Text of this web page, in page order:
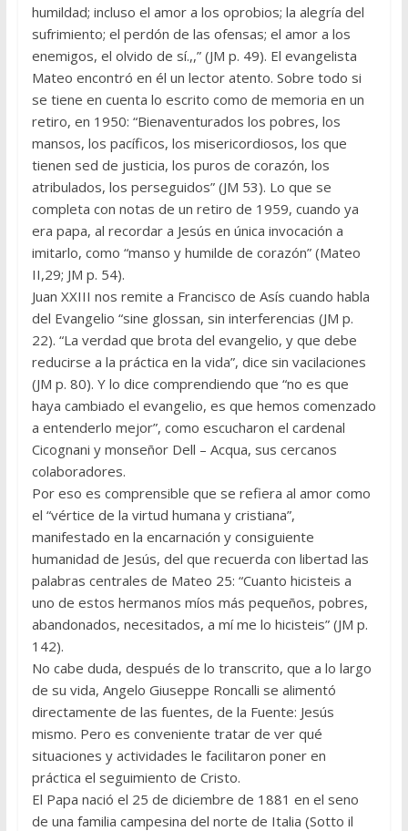
humildad; incluso el amor a los oprobios; la alegría del
sufrimiento; el perdón de las ofensas; el amor a los
enemigos, el olvido de sí.,,” (JM p. 49). El evangelista
Mateo encontró en él un lector atento. Sobre todo si
se tiene en cuenta lo escrito como de memoria en un
retiro, en 1950: “Bienaventurados los pobres, los
mansos, los pacíficos, los misericordiosos, los que
tienen sed de justicia, los puros de corazón, los
atribulados, los perseguidos” (JM 53). Lo que se
completa con notas de un retiro de 1959, cuando ya
era papa, al recordar a Jesús en única invocación a
imitarlo, como “manso y humilde de corazón” (Mateo
II,29; JM p. 54).
Juan XXIII nos remite a Francisco de Asís cuando habla
del Evangelio “sine glossan, sin interferencias (JM p.
22). “La verdad que brota del evangelio, y que debe
reducirse a la práctica en la vida”, dice sin vacilaciones
(JM p. 80). Y lo dice comprendiendo que “no es que
haya cambiado el evangelio, es que hemos comenzado
a entenderlo me­jor”, como escucharon el cardenal
Cicognani y monseñor Dell – Acqua, sus cercanos
colaboradores.
Por eso es comprensible que se refiera al amor como
el “vértice de la virtud humana y cristiana”,
manifestado en la encarnación y consiguiente
humanidad de Jesús, del que recuerda con libertad las
palabras centrales de Mateo 25: “Cuanto hicisteis a
uno de estos herma­nos míos más pequeños, pobres,
abandonados, necesitados, a mí me lo hicisteis” (JM p.
142).
No cabe duda, después de lo transcrito, que a lo largo
de su vida, Angelo Giuseppe Roncalli se alimentó
directamente de las fuentes, de la Fuente: Jesús
mismo. Pero es conveniente tratar de ver qué
situaciones y actividades le facilitaron poner en
práctica el seguimiento de Cristo.
El Papa nació el 25 de diciembre de 1881 en el seno
de una familia campesina del norte de Italia (Sotto il